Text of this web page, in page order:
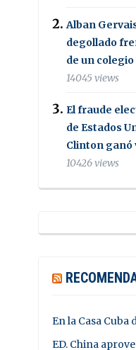
Alban
degollado
de un
14045 views
El fraude
de Estados
Clinton
10426 views
En la Casa Cuba
ED. China